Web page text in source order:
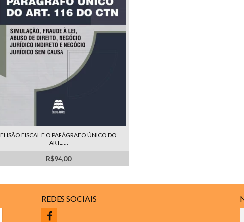
ELISÃO FISCAL E O PARÁGRAFO ÚNICO DO
ART......
R$94,00
REDES SOCIAIS